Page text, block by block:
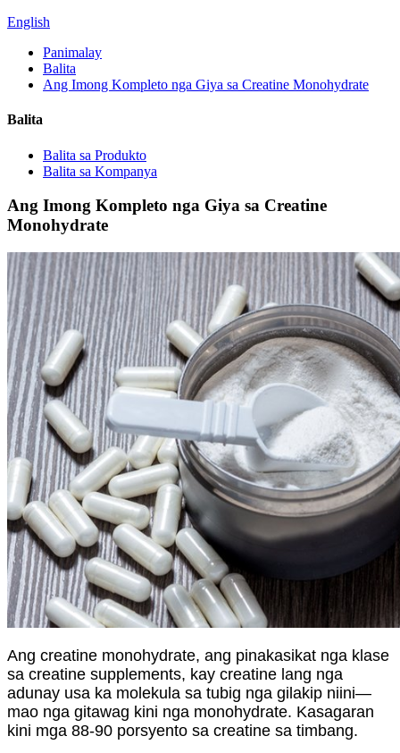
English
Panimalay
Balita
Ang Imong Kompleto nga Giya sa Creatine Monohydrate
Balita
Balita sa Produkto
Balita sa Kompanya
Ang Imong Kompleto nga Giya sa Creatine
Monohydrate
Ang creatine monohydrate, ang pinakasikat nga klase
sa creatine supplements, kay creatine lang nga
adunay usa ka molekula sa tubig nga gilakip niini—
mao nga gitawag kini nga monohydrate. Kasagaran
kini mga 88-90 porsyento sa creatine sa timbang.